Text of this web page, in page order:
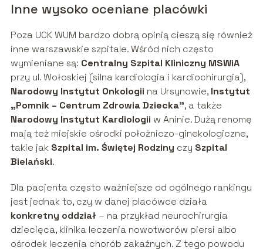
Inne wysoko oceniane placówki
Poza UCK WUM bardzo dobrą opinią cieszą się również
inne warszawskie szpitale. Wśród nich często
wymieniane są: Centralny Szpital Kliniczny MSWiA
przy ul. Wołoskiej (silna kardiologia i kardiochirurgia),
Narodowy Instytut Onkologii na Ursynowie, Instytut
„Pomnik – Centrum Zdrowia Dziecka”, a także
Narodowy Instytut Kardiologii w Aninie. Dużą renomę
mają też miejskie ośrodki położniczo-ginekologiczne,
takie jak Szpital im. Świętej Rodziny czy Szpital
Bielański.
Dla pacjenta często ważniejsze od ogólnego rankingu
jest jednak to, czy w danej placówce działa
konkretny oddział– na przykład neurochirurgia
dziecięca, klinika leczenia nowotworów piersi albo
ośrodek leczenia chorób zakaźnych. Z tego powodu